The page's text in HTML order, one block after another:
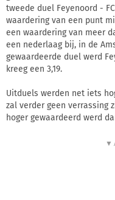
tweede duel Feyenoord -
waardering van een punt
een waardering van meer
een nederlaag bij, in de
gewaardeerde duel werd
kreeg een 3,19.
Uitduels werden net iets
zal verder geen verrassing
hoger gewaardeerd werd
▼